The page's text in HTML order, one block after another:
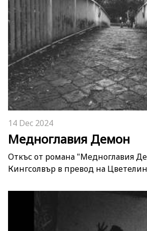
14 Dec 2024
Медноглавия Демон
Откъс от романа "Медноглавия
Кингсолвър в превод на